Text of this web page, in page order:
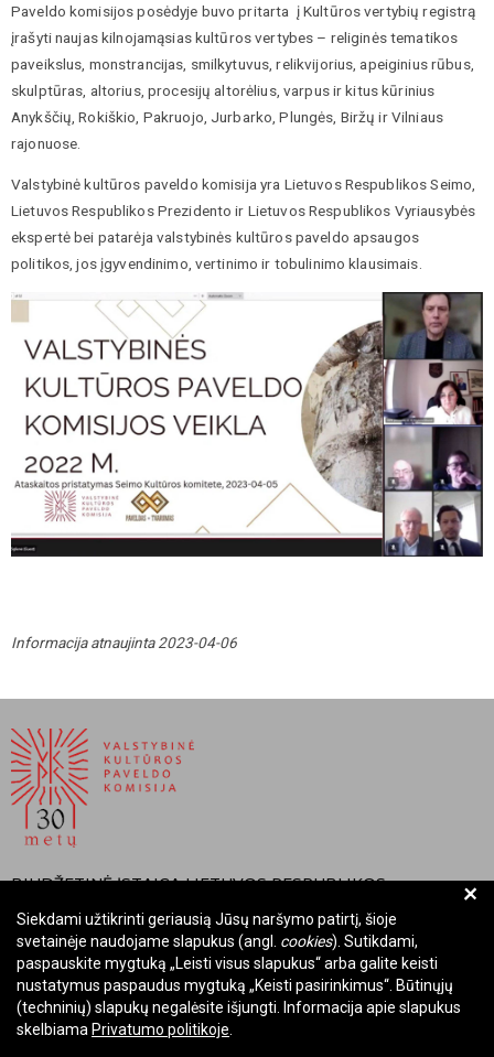
Paveldo komisijos posėdyje buvo pritarta į Kultūros vertybių registrą
įrašyti naujas kilnojamąsias kultūros vertybes – religinės tematikos
paveikslus, monstrancijas, smilkytuvus, relikvijorius, apeiginius rūbus,
skulptūras, altorius, procesijų altorėlius, varpus ir kitus kūrinius
Anykščių, Rokiškio, Pakruojo, Jurbarko, Plungės, Biržų ir Vilniaus
rajonuose.
Valstybinė kultūros paveldo komisija yra Lietuvos Respublikos Seimo,
Lietuvos Respublikos Prezidento ir Lietuvos Respublikos Vyriausybės
ekspertė bei patarėja valstybinės kultūros paveldo apsaugos
politikos, jos įgyvendinimo, vertinimo ir tobulinimo klausimais.
Informacija atnaujinta 2023-04-06
BIUDŽETINĖ ĮSTAIGA LIETUVOS RESPUBLIKOS
VALSTYBINĖ KULTŪROS PAVELDO KOMISIJA
Įmonės kodas: Juridinių asmenų registre 288700520
Adresas: Rūdninkų g. 13, 01135 Vilnius
Telefonas: +370 699 13972
El. paštas: komisija@vkpk.lt
+
Siekdami užtikrinti geriausią Jūsų naršymo patirtį, šioje
svetainėje naudojame slapukus (angl. cookies). Sutikdami,
paspauskite mygtuką „Leisti visus slapukus“ arba galite keisti
nustatymus paspaudus mygtuką „Keisti pasirinkimus“. Būtinųjų
(techninių) slapukų negalėsite išjungti. Informacija apie slapukus
skelbiama Privatumo politikoje